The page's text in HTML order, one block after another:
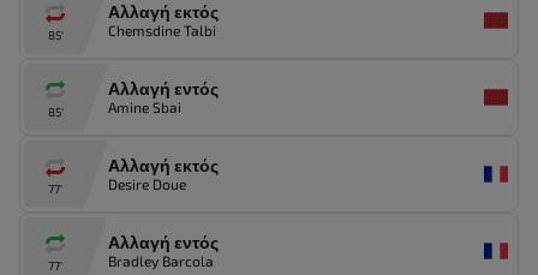
85'
Αλλαγή εκτός
Chemsdine Talbi
85'
Αλλαγή εντός
Amine Sbai
77'
Αλλαγή εκτός
Desire Doue
77'
Αλλαγή εντός
Bradley Barcola